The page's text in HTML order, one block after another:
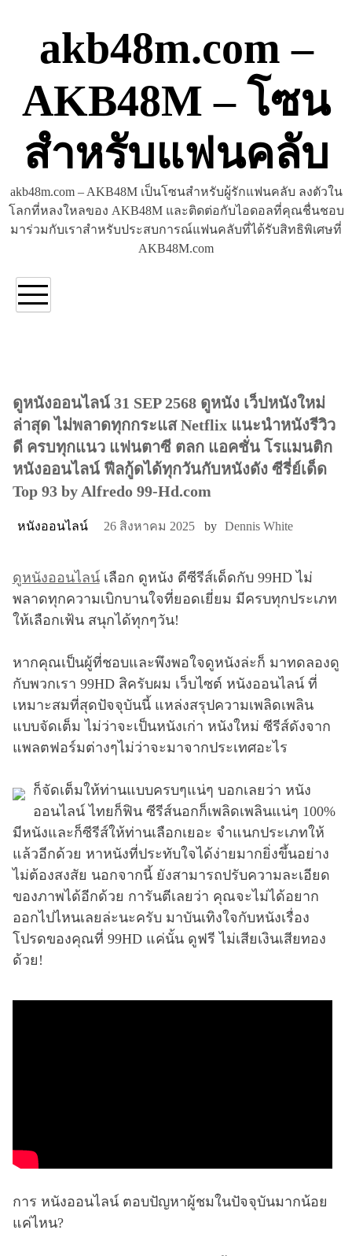
akb48m.com –
AKB48M – โซน
สำหรับแฟนคลับ
akb48m.com – AKB48M เป็นโซนสำหรับผู้รักแฟนคลับ ลงตัวใน
โลกที่หลงใหลของ AKB48M และติดต่อกับไอดอลที่คุณชื่นชอบ
มาร่วมกับเราสำหรับประสบการณ์แฟนคลับที่ได้รับสิทธิพิเศษที่
AKB48M.com
ดูหนังออนไลน์ 31 SEP 2568 ดูหนัง เว็ปหนังใหม่
ล่าสุด ไม่พลาดทุกกระแส Netflix แนะนำหนังรีวิว
ดี ครบทุกแนว แฟนตาซี ตลก แอคชั่น โรแมนติก
หนังออนไลน์ ฟีลกู้ดได้ทุกวันกับหนังดัง ซีรี่ย์เด็ด
Top 93 by Alfredo 99-Hd.com
หนังออนไลน์ 26 สิงหาคม 2025 by Dennis White
ดูหนังออนไลน์เลือก ดูหนัง ดีซีรีส์เด็ดกับ 99HD ไม่
พลาดทุกความเบิกบานใจที่ยอดเยี่ยม มีครบทุกประเภท
ให้เลือกเฟ้น สนุกได้ทุกๆวัน!
หากคุณเป็นผู้ที่ชอบและพึงพอใจดูหนังล่ะก็ มาทดลองดู
กับพวกเรา 99HD สิครับผม เว็บไซต์ หนังออนไลน์ ที่
เหมาะสมที่สุดปัจจุบันนี้ แหล่งสรุปความเพลิดเพลิน
แบบจัดเต็ม ไม่ว่าจะเป็นหนังเก่า หนังใหม่ ซีรีส์ดังจาก
แพลตฟอร์มต่างๆไม่ว่าจะมาจากประเทศอะไร
ก็จัดเต็มให้ท่านแบบครบๆแน่ๆ บอกเลยว่า หนัง
ออนไลน์ ไทยก็ฟิน ซีรีส์นอกก็เพลิดเพลินแน่ๆ 100%
มีหนังและก็ซีรีส์ให้ท่านเลือกเยอะ จำแนกประเภทให้
แล้วอีกด้วย หาหนังที่ประทับใจได้ง่ายมากยิ่งขึ้นอย่าง
ไม่ต้องสงสัย นอกจากนี้ ยังสามารถปรับความละเอียด
ของภาพได้อีกด้วย การันตีเลยว่า คุณจะไม่ได้อยาก
ออกไปไหนเลยล่ะนะครับ มาบันเทิงใจกับหนังเรื่อง
โปรดของคุณที่ 99HD แค่นั้น ดูฟรี ไม่เสียเงินเสียทอง
ด้วย!
การ หนังออนไลน์ ตอบปัญหาผู้ชมในปัจจุบันมากน้อย
แค่ไหน?